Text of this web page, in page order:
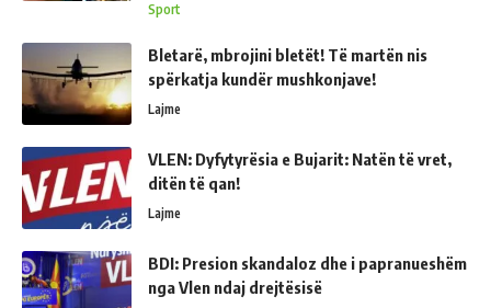
Sport
Bletarë, mbrojini bletët! Të martën nis
spërkatja kundër mushkonjave!
Lajme
VLEN: Dyfytyrësia e Bujarit: Natën të vret,
ditën të qan!
Lajme
BDI: Presion skandaloz dhe i papranueshëm
nga Vlen ndaj drejtësisë